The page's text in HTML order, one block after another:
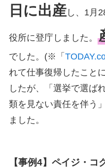
日に出産し、1月
役所に登庁しました。
でした。(※「
れて仕事復帰したこと
したが、「選挙で選ば
類を見ない責任を伴う
ました。
【事例4】ペイジ・コ